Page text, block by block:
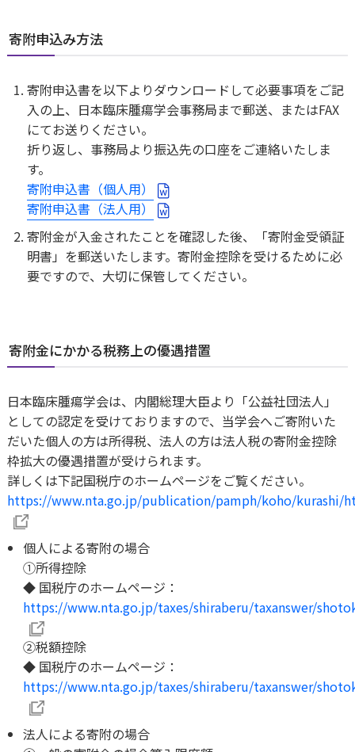
Search
探したいワードを入力して
ください
寄附申込み方法
寄附申込書を以下よりダウンロードして必要事項をご記
入の上、日本臨床腫瘍学会事務局まで郵送、またはFAX
にてお送りください。
折り返し、事務局より振込先の口座をご連絡いたしま
す。
寄附申込書（個人用）
寄附申込書（法人用）
寄附金が入金されたことを確認した後、「寄附金受領証
明書」を郵送いたします。寄附金控除を受けるために必
要ですので、大切に保管してください。
寄附金にかかる税務上の優遇措置
日本臨床腫瘍学会は、内閣総理大臣より「公益社団法人」
としての認定を受けておりますので、当学会へご寄附いた
だいた個人の方は所得税、法人の方は法人税の寄附金控除
枠拡大の優遇措置が受けられます。
詳しくは下記国税庁のホームページをご覧ください。
https://www.nta.go.jp/publication/pamph/koho/kurashi/
個人による寄附の場合
①所得控除
◆ 国税庁のホームページ：
https://www.nta.go.jp/taxes/shiraberu/taxanswer/
②税額控除
◆ 国税庁のホームページ：
https://www.nta.go.jp/taxes/shiraberu/taxanswer/
法人による寄附の場合